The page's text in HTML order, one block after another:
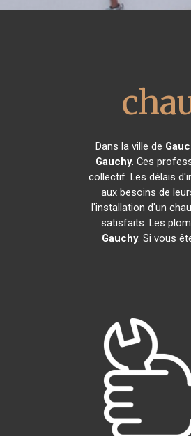
Dans la ville de
Gauchy. Ces
collectif. Les délais
aux besoins de
l'installation d'un
satisfaits. Les
Gauchy. Si vous